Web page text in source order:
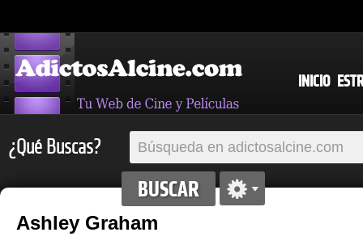
INICIO
¿Qué Buscas?
Ashley Graham